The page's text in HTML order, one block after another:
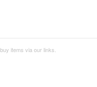
items via our links.